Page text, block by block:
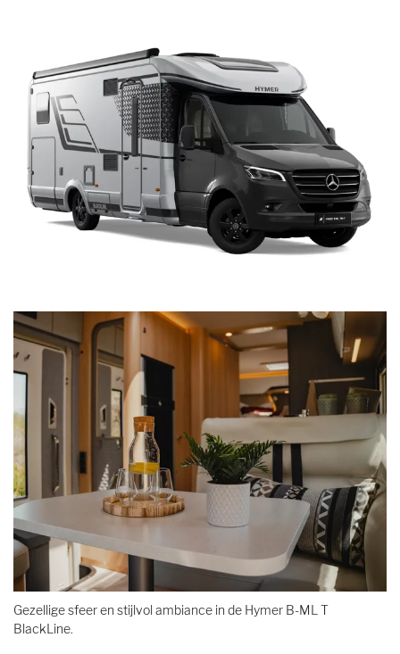
Gezellige sfeer en stijlvol ambiance in de Hymer B-ML T
BlackLine.